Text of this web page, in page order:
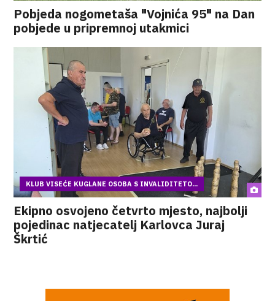
Pobjeda nogometaša "Vojnića 95" na Dan
pobjede u pripremnoj utakmici
KLUB VISEĆE KUGLANE OSOBA S INVALIDITETO...
Ekipno osvojeno četvrto mjesto, najbolji
pojedinac natjecatelj Karlovca Juraj
Škrtić